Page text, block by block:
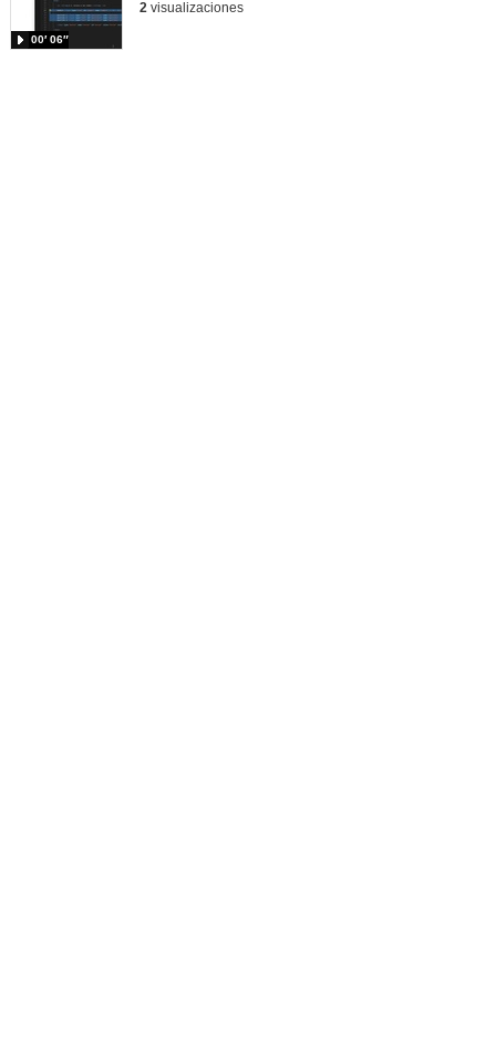
00′ 06″
2 visualizaciones